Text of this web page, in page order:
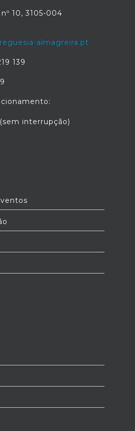
10, 3105-004
almagreira.pt
139
interrupção)